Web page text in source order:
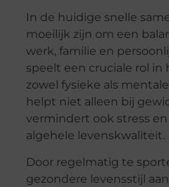
In de huidige snelle
moeilijk zijn om een
werk, familie en
speelt een cruciale rol in
zowel fysieke als
helpt niet alleen bij
vermindert ook stress
algehele levenskwaliteit.
Door regelmatig te
gezondere levensstijl